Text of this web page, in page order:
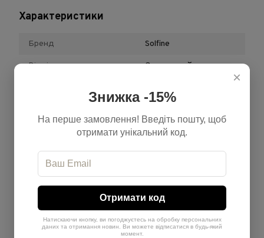
Характеристики
Бренд Solfine
Відтінок Золотистий
Тип продукту Набір
Теплота Теплий
Рівень 6
Відгуки
×
Знижка -15%
На перше замовлення! Введіть пошту, щоб
отримати унікальний код.
Отримати код
Натискаючи кнопку, ви погоджуєтесь на обробку персональних
даних та отримання новин. Ви можете відписатися в будь-який
момент.